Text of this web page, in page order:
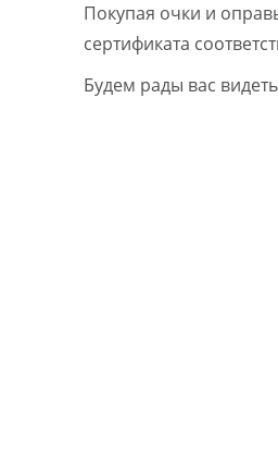
Покупая очки и
сертификата
Будем рады вас